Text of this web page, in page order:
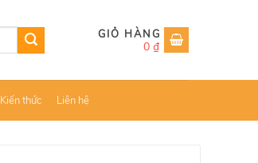
0 ₫
Kiến thức Liên hệ